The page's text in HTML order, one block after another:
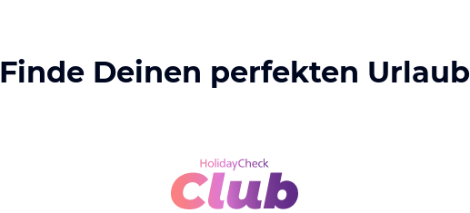
Finde Deinen perfekten Urlaub